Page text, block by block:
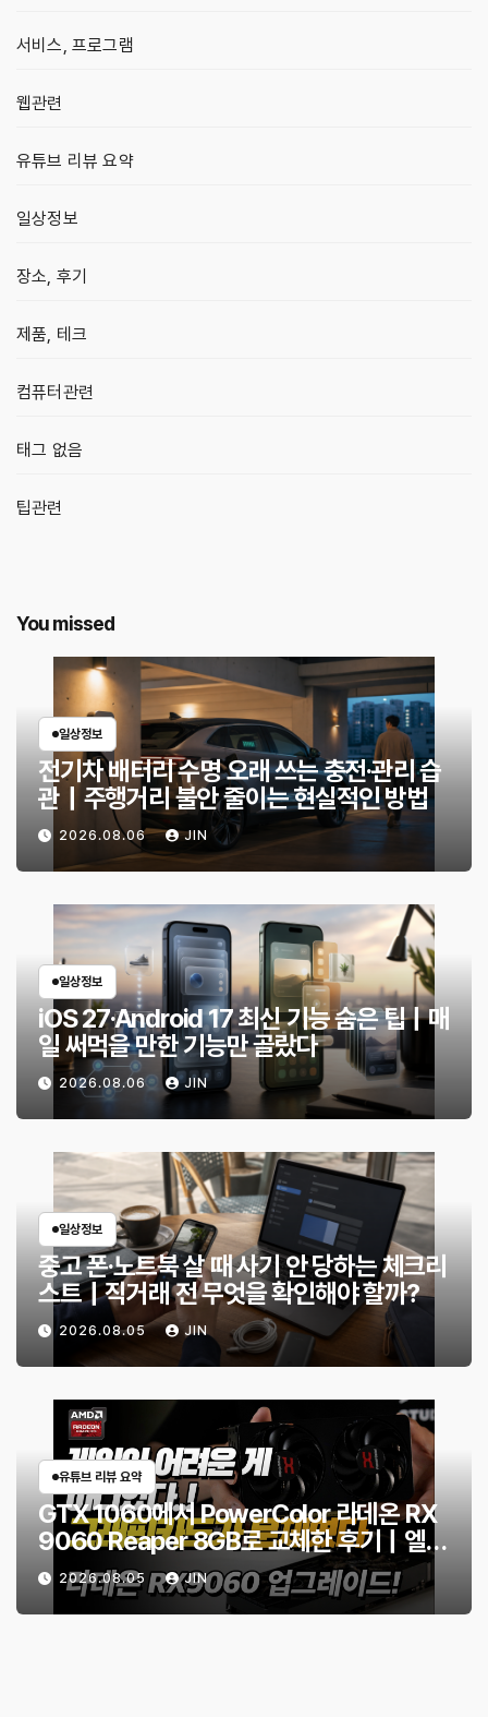
서비스, 프로그램
웹관련
유튜브 리뷰 요약
일상정보
장소, 후기
제품, 테크
컴퓨터관련
태그 없음
팁관련
You missed
일상정보
전기차 배터리 수명 오래 쓰는 충전·관리 습
관｜주행거리 불안 줄이는 현실적인 방법
2026.08.06 JIN
일상정보
iOS 27·Android 17 최신 기능 숨은 팁｜매
일 써먹을 만한 기능만 골랐다
2026.08.06 JIN
일상정보
중고 폰·노트북 살 때 사기 안 당하는 체크리
스트｜직거래 전 무엇을 확인해야 할까?
2026.08.05 JIN
유튜브 리뷰 요약
GTX 1060에서 PowerColor 라데온 RX
9060 Reaper 8GB로 교체한 후기｜엘든
링·몬스터 헌터 와일즈 체감 변화
2026.08.05 JIN